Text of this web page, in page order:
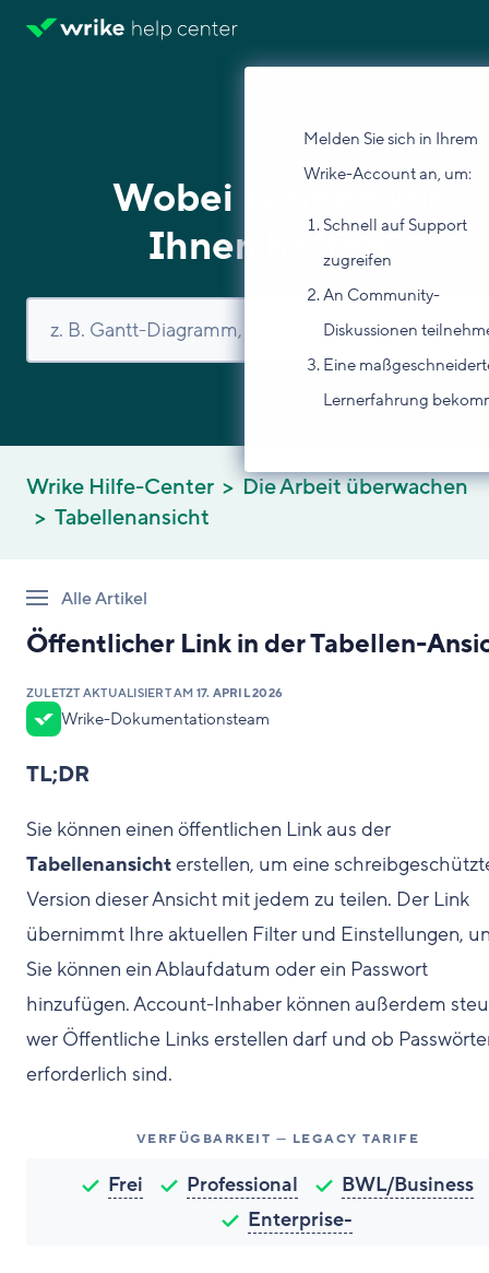
Melden Sie sich in Ihrem
Wrike-Account an, um:
Schnell auf Support
zugreifen
An Community-
Diskussionen
Eine
Lernerfahrung
Wobei können wir
Ihnen helfen?
Wrike Hilfe-Center
Die Arbeit überwachen
Tabellenansicht
Alle Artikel
Öffentlicher Link in der Tabellen-
ZULETZT AKTUALISIERT AM 17. APRIL 2026
Wrike-Dokumentationsteam
TL;DR
Sie können einen öffentlichen Link aus der
Tabellenansichterstellen, um eine
Version dieser Ansicht mit jedem zu teilen. Der Link
übernimmt Ihre aktuellen Filter und Einstellungen,
Sie können ein Ablaufdatum oder ein Passwort
hinzufügen. Account-Inhaber können außerdem
wer Öffentliche Links erstellen darf und ob
erforderlich sind.
VERFÜGBARKEIT — LEGACY TARIFE
Frei Professional
BWL/Business
Enterprise-